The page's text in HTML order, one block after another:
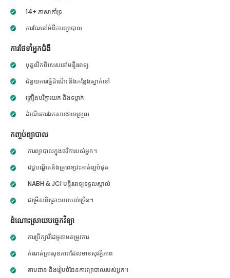
14+ ភាសាគាំទ្រ
ការណែនាំអំពីការព្យាបាល
ការថែទាំអ្នកជំងឺ
បុគ្គលិកពិសេសនៅមន្ទីរពេទ្យ
ជំនួយការធ្វើដំណើរ និងកន្លែងស្នាក់នៅ
គ្រឿងបរិក្ខារយក និងទម្លាក់
ដំណើរការឯកសារងាយស្រួល
កញ្ចប់ព្យាបាល
ការព្យាបាលក្នុងថវិការបស់អ្នក។
វេជ្ជបណ្ឌិតនិងគ្រូពេទ្យវះកាត់ល្អបំផុត
NABH & JCI មន្ទីរពេទ្យទទួលស្គាល់
ជម្រើសពិគ្រោះយោបល់ច្រើន។
ដំណោះស្រាយបច្ចេកវិទ្យា
ការប្រឹក្សាវីដេអូតាមតម្រូវការ
កំណត់ត្រាសុខភាពដែលមានសុវត្ថិភាព
តាមដាន និងរៀបចំផែនការព្យាបាលរបស់អ្នក។